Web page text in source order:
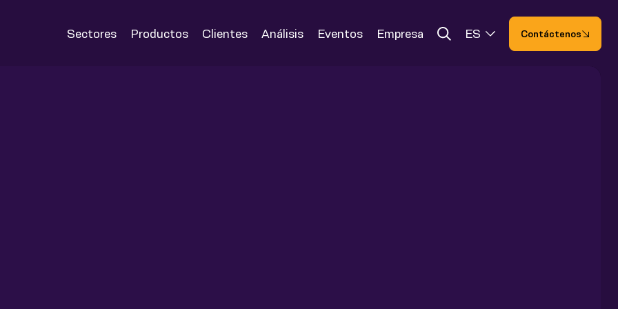
Sectores
Productos Clientes Análisis Eventos Empresa ES Contáctenos